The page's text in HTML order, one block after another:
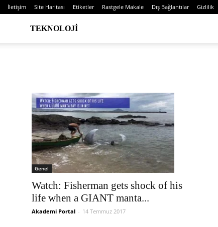
İletişim Site Haritası Etiketler Rastgele Makale Dış Bağlantılar Gizlilik
TEKNOLOJI
Genel
Watch: Fisherman gets shock of his
life when a GIANT manta...
Akademi Portal - 14 Temmuz 2017